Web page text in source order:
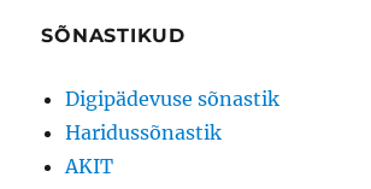
SÕNASTIKUD
Digipädevuse sõnastik
Haridussõnastik
AKIT